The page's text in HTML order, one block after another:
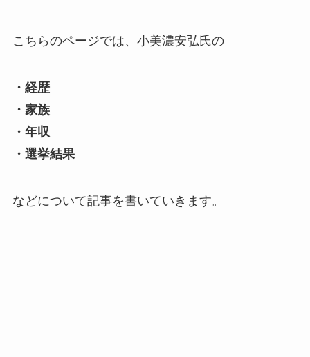
こちらのページでは、小美濃安弘氏の
・経歴
・家族
・年収
・選挙結果
などについて記事を書いていきます。